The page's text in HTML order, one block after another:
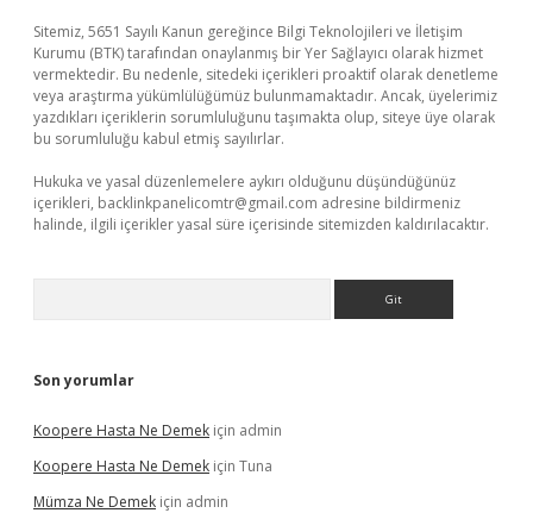
Sitemiz, 5651 Sayılı Kanun gereğince Bilgi Teknolojileri ve İletişim
Kurumu (BTK) tarafından onaylanmış bir Yer Sağlayıcı olarak hizmet
vermektedir. Bu nedenle, sitedeki içerikleri proaktif olarak denetleme
veya araştırma yükümlülüğümüz bulunmamaktadır. Ancak, üyelerimiz
yazdıkları içeriklerin sorumluluğunu taşımakta olup, siteye üye olarak
bu sorumluluğu kabul etmiş sayılırlar.
Hukuka ve yasal düzenlemelere aykırı olduğunu düşündüğünüz
içerikleri, backlinkpanelicomtr@gmail.com adresine bildirmeniz
halinde, ilgili içerikler yasal süre içerisinde sitemizden kaldırılacaktır.
Son yorumlar
Koopere Hasta Ne Demek için admin
Koopere Hasta Ne Demek için Tuna
Mümza Ne Demek için admin